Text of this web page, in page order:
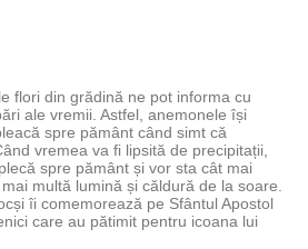
flori din grădină ne pot informa cu
ale vremii. Astfel, anemonele își
spre pământ când simt că
vremea va fi lipsită de precipitații,
spre pământ și vor sta cât mai
multă lumină și căldură de la soare.
îi comemorează pe Sfântul Apostol
care au pătimit pentru icoana lui